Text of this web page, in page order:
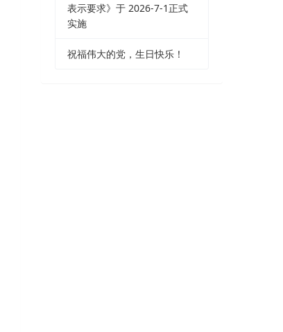
表示要求》于 2026-7-1正式
实施
祝福伟大的党，生日快乐！